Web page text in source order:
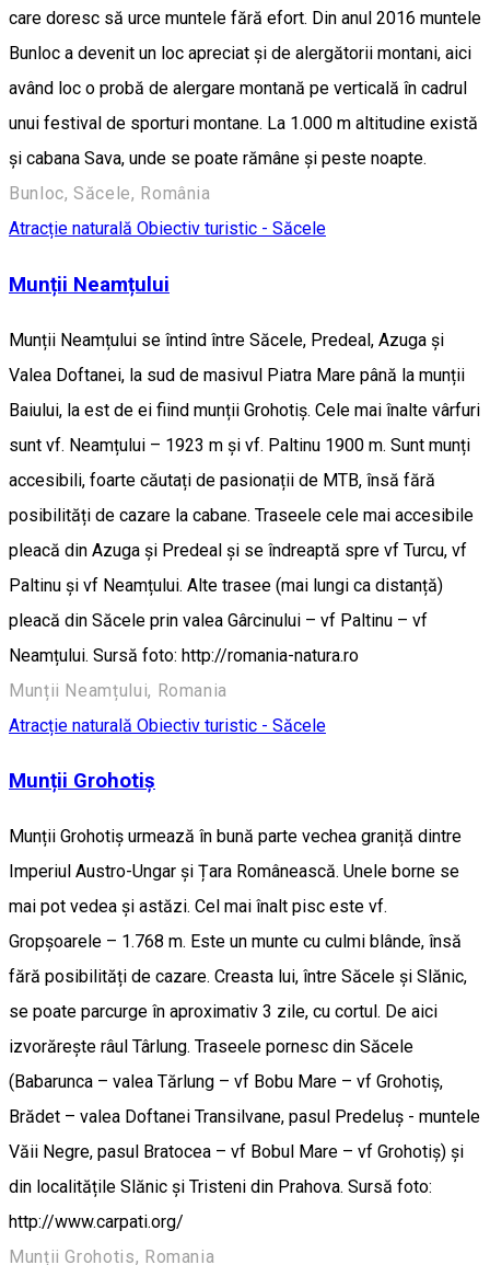
care doresc să urce muntele fără efort. Din anul 2016 muntele
Bunloc a devenit un loc apreciat și de alergătorii montani, aici
având loc o probă de alergare montană pe verticală în cadrul
unui festival de sporturi montane. La 1.000 m altitudine există
și cabana Sava, unde se poate rămâne și peste noapte.
Bunloc, Săcele, România
Atracție naturală Obiectiv turistic - Săcele
Munții Neamțului
Munții Neamțului se întind între Săcele, Predeal, Azuga și
Valea Doftanei, la sud de masivul Piatra Mare până la munții
Baiului, la est de ei fiind munții Grohotiș. Cele mai înalte vârfuri
sunt vf. Neamțului – 1923 m și vf. Paltinu 1900 m. Sunt munți
accesibili, foarte căutați de pasionații de MTB, însă fără
posibilități de cazare la cabane. Traseele cele mai accesibile
pleacă din Azuga și Predeal și se îndreaptă spre vf Turcu, vf
Paltinu și vf Neamțului. Alte trasee (mai lungi ca distanță)
pleacă din Săcele prin valea Gârcinului – vf Paltinu – vf
Neamțului. Sursă foto: http://romania-natura.ro
Munții Neamțului, Romania
Atracție naturală Obiectiv turistic - Săcele
Munții Grohotiș
Munții Grohotiș urmează în bună parte vechea graniță dintre
Imperiul Austro-Ungar și Țara Românească. Unele borne se
mai pot vedea și astăzi. Cel mai înalt pisc este vf.
Gropșoarele – 1.768 m. Este un munte cu culmi blânde, însă
fără posibilități de cazare. Creasta lui, între Săcele și Slănic,
se poate parcurge în aproximativ 3 zile, cu cortul. De aici
izvorărește râul Târlung. Traseele pornesc din Săcele
(Babarunca – valea Tărlung – vf Bobu Mare – vf Grohotiș,
Brădet – valea Doftanei Transilvane, pasul Predeluș - muntele
Văii Negre, pasul Bratocea – vf Bobul Mare – vf Grohotiș) și
din localitățile Slănic și Tristeni din Prahova. Sursă foto:
http://www.carpati.org/
Munții Grohotis, Romania